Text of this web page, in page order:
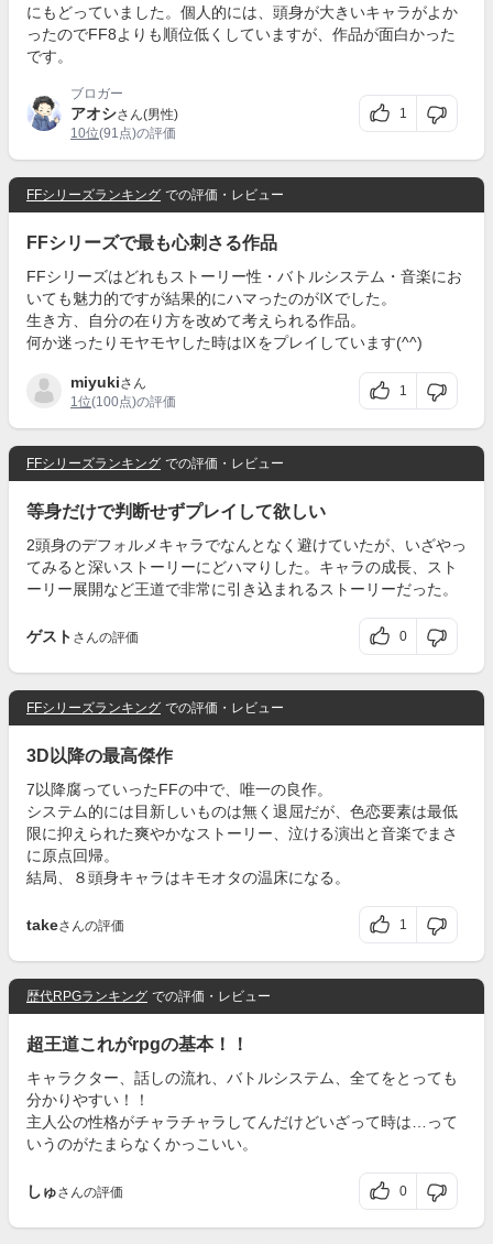
にもどっていました。個人的には、頭身が大きいキャラがよか
ったのでFF8よりも順位低くしていますが、作品が面白かった
です。
ブロガー
アオシさん(男性)
10位(91点)の評価
1
FFシリーズランキング での評価・レビュー
FFシリーズで最も心刺さる作品
FFシリーズはどれもストーリー性・バトルシステム・音楽にお
いても魅力的ですが結果的にハマったのがⅨでした。
生き方、自分の在り方を改めて考えられる作品。
何か迷ったりモヤモヤした時はⅨをプレイしています(^^)
miyukiさん
1位(100点)の評価
1
FFシリーズランキング での評価・レビュー
等身だけで判断せずプレイして欲しい
2頭身のデフォルメキャラでなんとなく避けていたが、いざやっ
てみると深いストーリーにどハマりした。キャラの成長、スト
ーリー展開など王道で非常に引き込まれるストーリーだった。
ゲスト さんの評価 0
FFシリーズランキング での評価・レビュー
3D以降の最高傑作
7以降腐っていったFFの中で、唯一の良作。
システム的には目新しいものは無く退屈だが、色恋要素は最低
限に抑えられた爽やかなストーリー、泣ける演出と音楽でまさ
に原点回帰。
結局、８頭身キャラはキモオタの温床になる。
takeさんの評価 1
歴代RPGランキング での評価・レビュー
超王道これがrpgの基本！！
キャラクター、話しの流れ、バトルシステム、全てをとっても
分かりやすい！！
主人公の性格がチャラチャラしてんだけどいざって時は…って
いうのがたまらなくかっこいい。
しゅさんの評価 0